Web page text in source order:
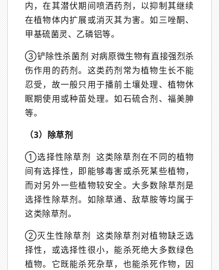
内，在其潜伏期间喷洒药剂，以抑制其继续
在植物体内扩展或消灭其为害。如三唑酮、
甲基硫菌灵、乙磷铝等。
③铲除性杀菌剂 对病原微生物有直接强烈杀
伤作用的药剂。这类药剂常为植物生长不能
忍受，故一般只用于播前土壤处理、植物休
眠期使用或种苗处理。如石硫合剂、福美胂
等。
（3）除草剂
①选择性除草剂 这类除草剂在不同的植物
间有选择性，即能够毒害或杀死某些植物，
而对另外一些植物较安全。大多数除草剂是
选择性除草剂。如除草通、敌草胺等均属于
这类除草剂。
②灭生性除草剂 这类除草剂对植物缺乏选
择性，或选择性很小，能杀死绝大多数绿色
植物。它既能杀死杂草，也能杀死作物，因